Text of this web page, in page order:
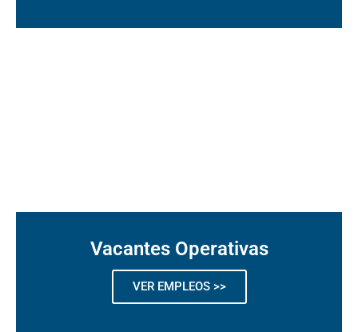
Vacantes Operativas
VER EMPLEOS >>